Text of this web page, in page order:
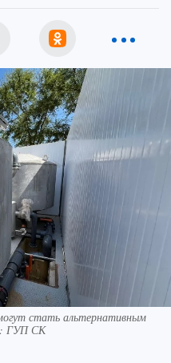
стать альтернативным
ГУП СК